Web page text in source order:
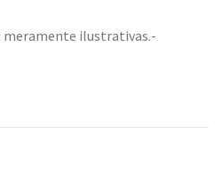
meramente ilustrativas.-